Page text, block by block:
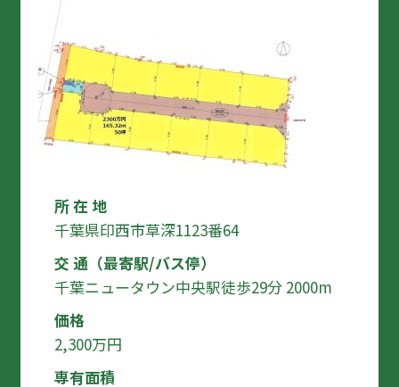
所 在 地
千葉県印西市草深1123番64
交 通（最寄駅/バス停）
千葉ニュータウン中央駅徒歩29分 2000m
価格
2,300万円
専有面積